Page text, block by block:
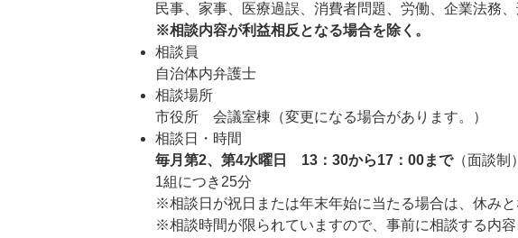
民事、家事、医療過誤、消費者問題、労働、企業法務
※相談内容が利益相反となる場合を除く。
相談員
自治体内弁護士
相談場所
市役所 会議室棟（変更になる場合があります。）
相談日・時間
毎月第2、第4水曜日
13：30から17：00まで（面談制）
1組につき25分
※相談日が祝日または年末年始に当たる場合は、休みと
※相談時間が限られていますので、事前に相談する内